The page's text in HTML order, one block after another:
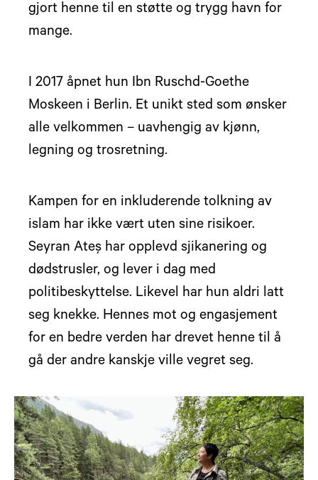
gjort henne til en støtte og trygg havn for
mange.
I 2017 åpnet hun Ibn Ruschd-Goethe
Moskeen i Berlin. Et unikt sted som ønsker
alle velkommen – uavhengig av kjønn,
legning og trosretning.
Kampen for en inkluderende tolkning av
islam har ikke vært uten sine risikoer.
Seyran Ateş har opplevd sjikanering og
dødstrusler, og lever i dag med
politibeskyttelse. Likevel har hun aldri latt
seg knekke. Hennes mot og engasjement
for en bedre verden har drevet henne til å
gå der andre kanskje ville vegret seg.